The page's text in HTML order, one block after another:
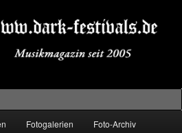
Fotogalerien Foto-Archiv